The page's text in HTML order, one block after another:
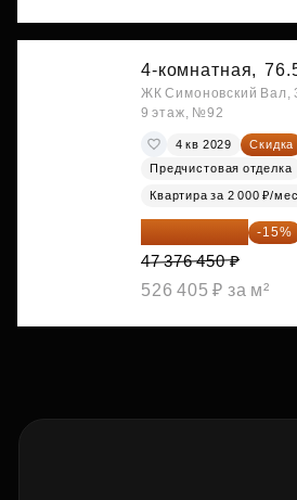
4-комнатная,
ЖК Симоновский Вал,
9 этаж, №92
4 кв 2029
Скидка
Предчистовая отделка
Квартира за 2 000 ₽/мес
40 269 983 ₽ -15%
47 376 450 ₽
526 405 ₽ за м²